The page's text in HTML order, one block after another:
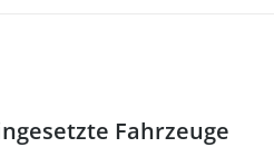
Fahrzeuge